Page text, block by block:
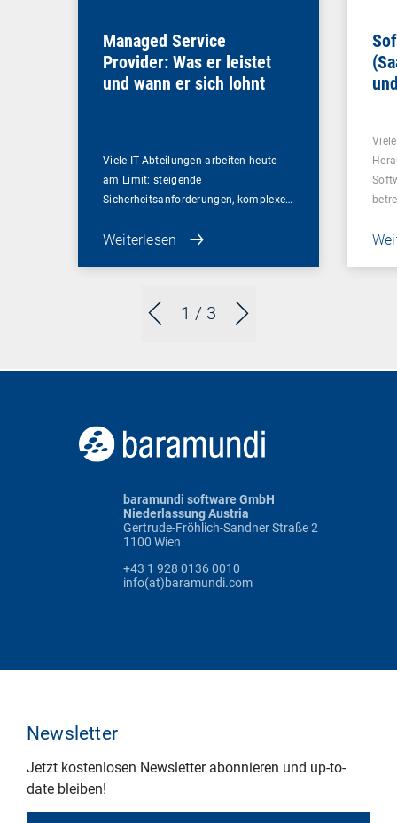
1 / 3
Managed Service
Provider: Was er leistet
und wann er sich lohnt
Viele IT-Abteilungen arbeiten heute
am Limit: steigende
Sicherheitsanforderungen, komplexe…
Weiterlesen
baramundi software GmbH
Niederlassung Austria
Gertrude-Fröhlich-Sandner Straße 2
1100 Wien
+43 1 928 0136 0010
info(at)baramundi.com
Newsletter
Jetzt kostenlosen Newsletter abonnieren und up-to-
date bleiben!